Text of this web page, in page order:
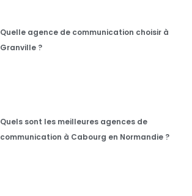
Quelle agence de communication choisir à
Granville ?
Quels sont les meilleures agences de
communication à Cabourg en Normandie ?